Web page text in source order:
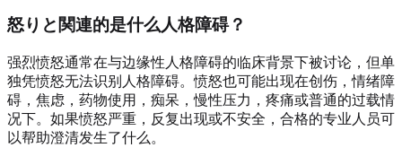
怒りと関連的是什么人格障碍？
强烈愤怒通常在与边缘性人格障碍的临床背景下被讨论，但单
独凭愤怒无法识别人格障碍。愤怒也可能出现在创伤，情绪障
碍，焦虑，药物使用，痴呆，慢性压力，疼痛或普通的过载情
况下。如果愤怒严重，反复出现或不安全，合格的专业人员可
以帮助澄清发生了什么。